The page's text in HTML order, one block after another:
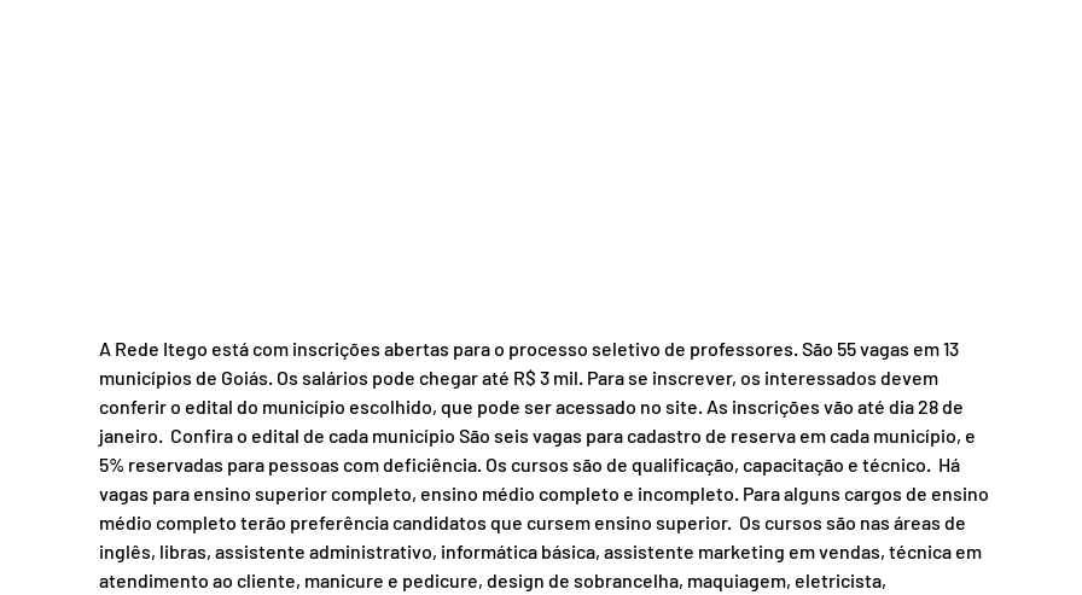
A Rede Itego está com inscrições abertas para o processo seletivo de professores. São 55 vagas em 13
municípios de Goiás. Os salários pode chegar até R$ 3 mil. Para se inscrever, os interessados devem
conferir o edital do município escolhido, que pode ser acessado no site. As inscrições vão até dia 28 de
janeiro.  Confira o edital de cada município São seis vagas para cadastro de reserva em cada município, e
5% reservadas para pessoas com deficiência. Os cursos são de qualificação, capacitação e técnico.  Há
vagas para ensino superior completo, ensino médio completo e incompleto. Para alguns cargos de ensino
médio completo terão preferência candidatos que cursem ensino superior.  Os cursos são nas áreas de
inglês, libras, assistente administrativo, informática básica, assistente marketing em vendas, técnica em
atendimento ao cliente, manicure e pedicure, design de sobrancelha, maquiagem, eletricista,